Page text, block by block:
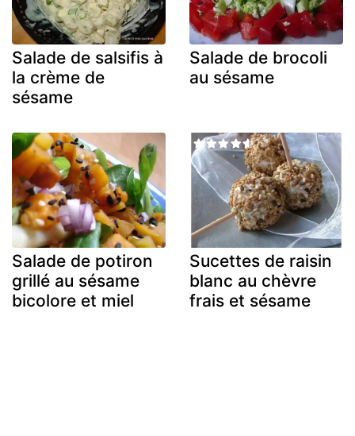
Salade de salsifis à
la crème de
sésame
Salade de brocoli
au sésame
Salade de potiron
grillé au sésame
bicolore et miel
Sucettes de raisin
blanc au chèvre
frais et sésame